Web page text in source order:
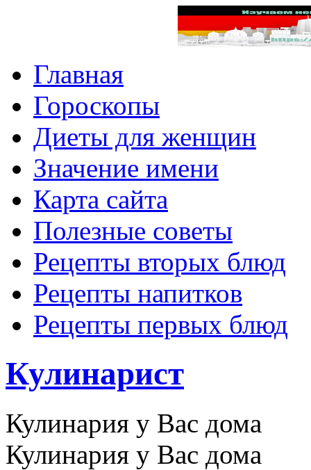
Главная
Гороскопы
Диеты для женщин
Значение имени
Карта сайта
Полезные советы
Рецепты вторых блюд
Рецепты напитков
Рецепты первых блюд
Кулинарист
Кулинария у Вас дома
Кулинария у Вас дома